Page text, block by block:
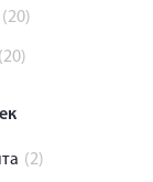
(20)
(20)
(2)